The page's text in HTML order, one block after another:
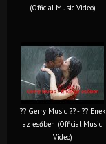
(Official Music Video)
?? Gerry Music ?? - ?? Ének
az esőben (Official Music
Video)